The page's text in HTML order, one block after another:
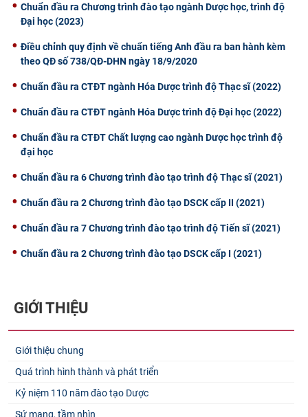
Chuẩn đầu ra Chương trình đào tạo ngành Dược học, trình độ
Đại học (2023)
Điều chỉnh quy định về chuẩn tiếng Anh đầu ra ban hành kèm
theo QĐ số 738/QĐ-DHN ngày 18/9/2020
Chuẩn đầu ra CTĐT ngành Hóa Dược trình độ Thạc sĩ (2022)
Chuẩn đầu ra CTĐT ngành Hóa Dược trình độ Đại học (2022)
Chuẩn đầu ra CTĐT Chất lượng cao ngành Dược học trình độ
đại học
Chuẩn đầu ra 6 Chương trình đào tạo trình độ Thạc sĩ (2021)
Chuẩn đầu ra 2 Chương trình đào tạo DSCK cấp II (2021)
Chuẩn đầu ra 7 Chương trình đào tạo trình độ Tiến sĩ (2021)
Chuẩn đầu ra 2 Chương trình đào tạo DSCK cấp I (2021)
GIỚI THIỆU
Giới thiệu chung
Quá trình hình thành và phát triển
Kỷ niệm 110 năm đào tạo Dược
Sứ mạng, tầm nhìn